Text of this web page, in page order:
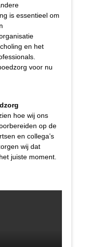
is essentieel om
en het
voor nu
hoe wij ons
op de
en collega’s
wij dat
juiste moment.